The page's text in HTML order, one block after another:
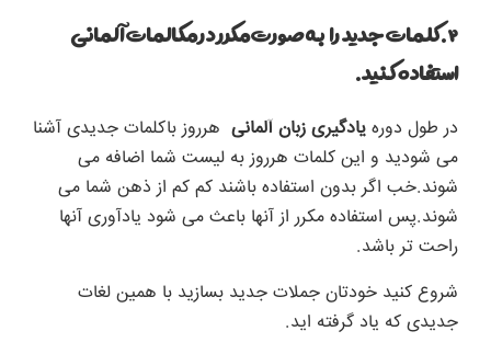
۲.کلمات جدید را به صورت مکرر در مکالمات آلمانی
استفاده کنید.
در طول دوره یادگیری زبان آلمانی هرروز باکلمات جدیدی آشنا
می شودید و این کلمات هرروز به لیست شما اضافه می
شوند.خب اگر بدون استفاده باشند کم کم از ذهن شما می
شوند.پس استفاده مکرر از آنها باعث می شود یادآوری آنها
راحت تر باشد.
شروع کنید خودتان جملات جدید بسازید با همین لغات
جدیدی که یاد گرفته اید.